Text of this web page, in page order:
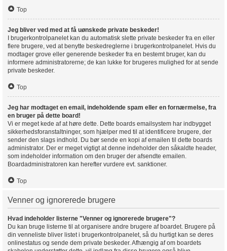
Top
Jeg bliver ved med at få uønskede private beskeder!
I brugerkontrolpanelet kan du automatisk slette private beskeder fra en eller
flere brugere, ved at benytte beskedreglerne i brugerkontrolpanelet. Hvis du
modtager grove eller generende beskeder fra en bestemt bruger, kan du
informere administratorerne; de kan lukke for brugeres mulighed for at sende
private beskeder.
Top
Jeg har modtaget en email, indeholdende spam eller en fornærmelse, fra
en bruger på dette board!
Vi er meget kede af at høre dette. Dette boards emailsystem har indbygget
sikkerhedsforanstaltninger, som hjælper med til at identificere brugere, der
sender den slags indhold. Du bør sende en kopi af emailen til dette boards
administrator. Der er meget vigtigt at denne indeholder den såkaldte header,
som indeholder information om den bruger der afsendte emailen.
Boardadministratoren kan herefter vurdere evt. sanktioner.
Top
Venner og ignorerede brugere
Hvad indeholder listerne "Venner og ignorerede brugere"?
Du kan bruge listerne til at organisere andre brugere af boardet. Brugere på
din venneliste bliver listet i brugerkontrolpanelet, så du hurtigt kan se deres
onlinestatus og sende dem private beskeder. Afhængig af om boardets